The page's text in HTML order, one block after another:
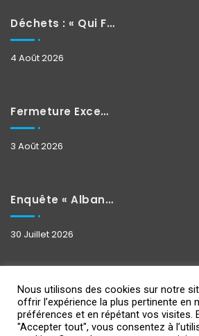
Déchets : « Qui Fait Quoi »
4 Août 2026
Fermeture Exceptionnelle
3 Août 2026
Enquête « Albane »
30 Juillet 2026
Nous utilisons des cookies sur notre
offrir l’expérience la plus pertinente en
préférences et en répétant vos visites.
"Accepter tout", vous consentez à